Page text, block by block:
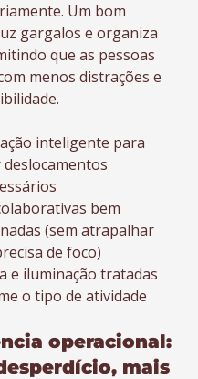
Um bom
gargalos e organiza
que as pessoas
menos distrações e
inteligente para
bem
(sem atrapalhar
de foco)
e iluminação tratadas
o tipo de atividade
operacional:
mais